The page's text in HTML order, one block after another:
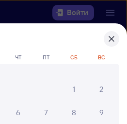
Войти
найти
2 — Верхний
ЧТ ПТ СБ ВС
1
2
6 7 8 9